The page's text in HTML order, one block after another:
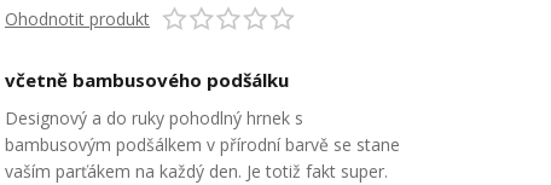
Ohodnotit produkt
včetně bambusového podšálku
Designový a do ruky pohodlný hrnek s
bambusovým podšálkem v přírodní barvě se stane
vaším parťákem na každý den. Je totiž fakt super.